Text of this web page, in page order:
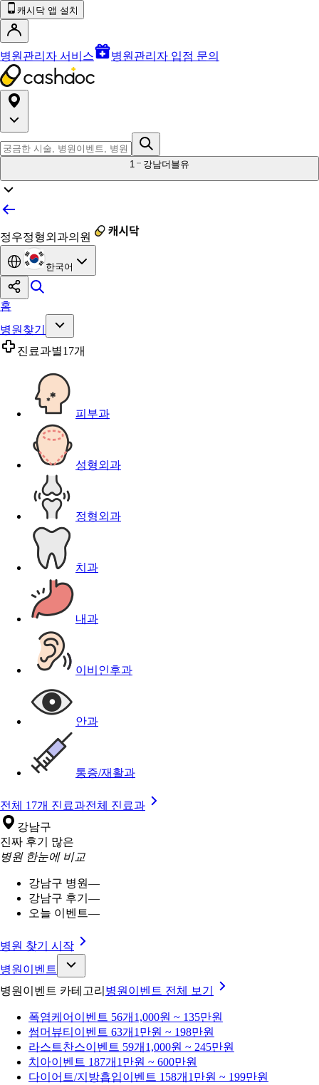
캐시닥 앱 설치
병원관리자 서비스 병원관리자 입점 문의
1 강남더블유
정우정형외과의원
한국어
홈
병원찾기
진료과별17개
피부과
성형외과
정형외과
치과
내과
이비인후과
안과
통증/재활과
전체 17개 진료과전체 진료과
강남구
진짜 후기 많은
병원 한눈에 비교
강남구 병원—
강남구 후기 —
오늘 이벤트—
병원 찾기 시작
병원이벤트
병원이벤트 카테고리 병원이벤트 전체 보기
폭염케어 이벤트 56개 1,000원 ~ 135만원
썸머뷰티 이벤트 63개 1만원 ~ 198만원
라스트찬스이벤트 59개 1,000원 ~ 245만원
치아이벤트 187개 1만원 ~ 600만원
다이어트/지방흡입이벤트 158개 1만원 ~ 199만원